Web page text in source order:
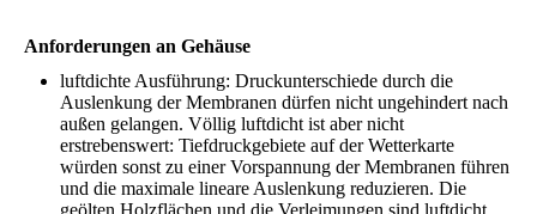
Anforderungen an Gehäuse
luftdichte Ausführung: Druckunterschiede durch die
Auslenkung der Membranen dürfen nicht ungehindert nach
außen gelangen. Völlig luftdicht ist aber nicht
erstrebenswert: Tiefdruckgebiete auf der Wetterkarte
würden sonst zu einer Vorspannung der Membranen führen
und die maximale lineare Auslenkung reduzieren. Die
geölten Holzflächen und die Verleimungen sind luftdicht